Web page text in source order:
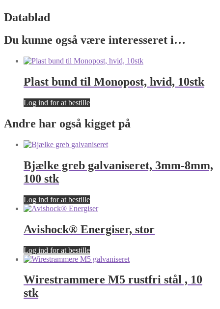
Datablad
Du kunne også være interesseret i…
Plast bund til Monopost, hvid, 10stk
Log ind for at bestille
Andre har også kigget på
Bjælke greb galvaniseret, 3mm-8mm,
100 stk
Log ind for at bestille
Avishock® Energiser, stor
Log ind for at bestille
Wirestrammere M5 rustfri stål , 10
stk